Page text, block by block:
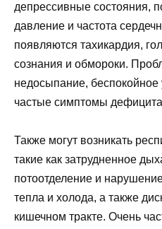
депрессивные состояния,
давление и частота
появляются тахикардия,
сознания и обмороки.
недосыпание, беспокойное
частые симптомы
Также могут возникать
такие как затрудненное
потоотделение и
тепла и холода, а также
кишечном тракте. Очень